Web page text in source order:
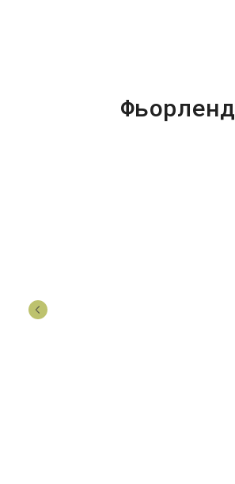
Фьорленд